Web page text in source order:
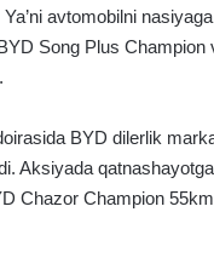
avtomobilni
Song Plus
BYD dilerlik
Aksiyada
Chazor Champion